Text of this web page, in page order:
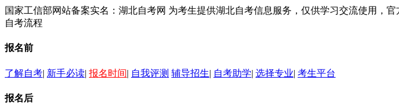
国家工信部网站备案实名：湖北自考网 为考生提供湖北自考信息服务，仅供学习交流使用，官
自考流程
报名前
了解自考| 新手必读| 报名时间| 自我评测 辅导招生| 自考助学| 选择专业| 考生平台
报名后